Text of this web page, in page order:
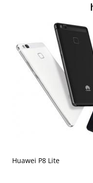
Huawei P8 Lite